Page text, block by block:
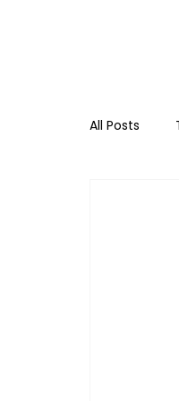
All Posts
TKIA